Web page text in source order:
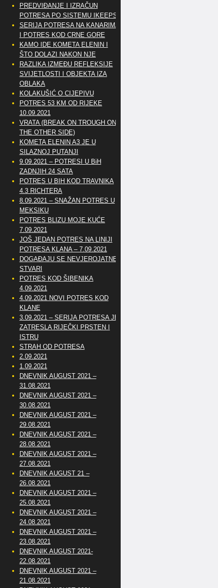
PREDVIĐANJE I IZRAČUN
POTRESA PO SISTEMU IKEEPS
SERIJA POTRESA NA KANARIMA
I POTRES KOD CRNE GORE
KAMO IDE KOMETA ELENIN I
ŠTO DOLAZI NAKON NJE
RAZLIKA IZMEĐU REFLEKSIJE
SVIJETLOSTI I OBJEKTA IZA
OBLAKA
KOLAKUŠIĆ O CIJEPIVU
POTRES 53 KM OD RIJEKE
10.09.2021
VRATA (BREAK ON TROUGH ON
THE OTHER SIDE)
KOMETA ELENIN A3 JE U
SILAZNOJ PUTANJI
9.09.2021 – POTRESI U BiH
ZADNJIH 24 SATA
POTRES U BIH KOD TRAVNIKA
4.3 RICHTERA
8.09.2021 – SNAŽAN POTRES U
MEKSIKU
POTRES BLIZU MOJE KUĆE
7.09.2021
JOŠ JEDAN POTRES NA LINIJI
POTRESA KLANA – 7.09.2021
DOGAĐAJU SE NEVJEROJATNE
STVARI
POTRES KOD ŠIBENIKA
4.09.2021
4.09.2021 NOVI POTRES KOD
KLANE
3.09.2021 – SERIJA POTRESA JE
ZATRESLA RIJEČKI PRSTEN I
ISTRU
STRAH OD POTRESA
2.09.2021
1.09.2021
DNEVNIK AUGUST 2021 –
31.08.2021
DNEVNIK AUGUST 2021 –
30.08.2021
DNEVNIK AUGUST 2021 –
29.08.2021
DNEVNIK AUGUST 2021 –
28.08.2021
DNEVNIK AUGUST 2021 –
27.08.2021
DNEVNIK AUGUST 21 –
26.08.2021
DNEVNIK AUGUST 2021 –
25.08.2021
DNEVNIK AUGUST 2021 –
24.08.2021
DNEVNIK AUGUST 2021 –
23.08.2021
DNEVNIK AUGUST 2021-
22.08.2021
DNEVNIK AUGUST 2021 –
21.08.2021